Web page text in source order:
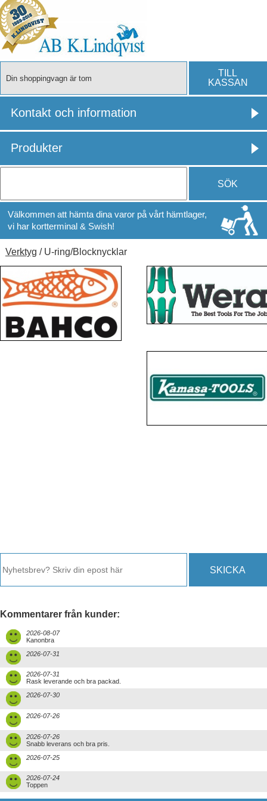
TILL
KASSAN
Din shoppingvagn är tom
Kontakt och information
SÖK
Välkommen att hämta dina varor på vårt hämtlager,
vi har kortterminal & Swish!
Produkter
Verktyg / U-ring/Blocknycklar
SKICKA
Kommentarer från kunder:
2026-08-07
Kanonbra
2026-07-31
2026-07-31
Rask leverande och bra packad.
2026-07-30
2026-07-26
2026-07-26
Snabb leverans och bra pris.
2026-07-25
2026-07-24
Toppen